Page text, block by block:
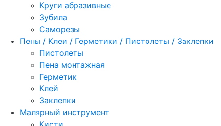
Круги абразивные
Зубила
Саморезы
Пены / Клеи / Герметики / Пистолеты / Заклепки
Пистолеты
Пена монтажная
Герметик
Клей
Заклепки
Малярный инструмент
Кисти